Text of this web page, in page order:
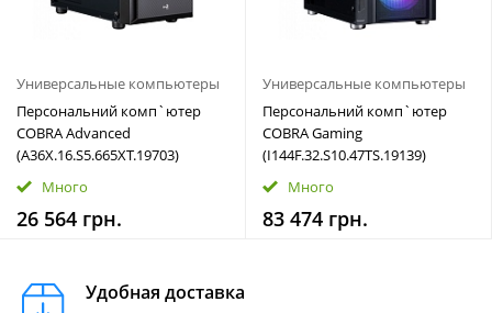
Универсальные компьютеры
Персональний комп`ютер
COBRA Advanced
(A36X.16.S5.665XT.19703)
Много
26 564 грн.
Универсальные компьютеры
Персональний комп`ютер
COBRA Gaming
(I144F.32.S10.47TS.19139)
Много
83 474 грн.
Удобная доставка